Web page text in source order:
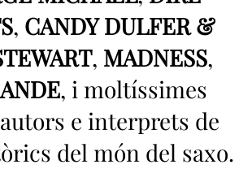
, CANDY DULFER &
, MADNESS,
, i moltíssimes
e interprets de
del món del saxo.